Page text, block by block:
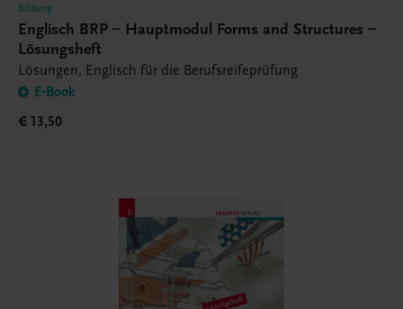
Bildung
Englisch BRP – Hauptmodul Forms and Structures –
Lösungsheft
Lösungen, Englisch für die Berufsreifeprüfung
E-Book
€ 13,50